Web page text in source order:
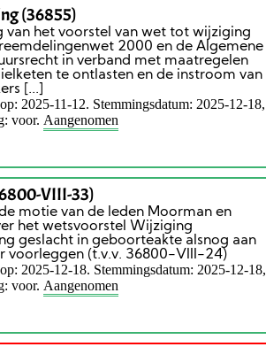
(36855)
van het voorstel van wet tot wijziging
2000 en de Algemene
in verband met maatregelen
te ontlasten en de instroom van
[...]
2025-11-12. Stemmingsdatum: 2025-12-18,
voor. Aangenomen
VIII-33)
motie van de leden Moorman en
het wetsvoorstel Wijziging
geslacht in geboorteakte alsnog aan
voorleggen (t.v.v. 36800-VIII-24)
2025-12-18. Stemmingsdatum: 2025-12-18,
voor. Aangenomen